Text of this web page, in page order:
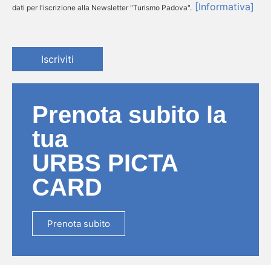
dati per l'iscrizione alla Newsletter "Turismo Padova". [Informativa]
Iscriviti
Prenota subito la
tua
URBS PICTA
CARD
Prenota subito